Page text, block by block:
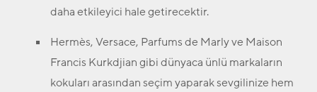
daha etkileyici hale getirecektir.
Hermès, Versace, Parfums de Marly ve Maison
Francis Kurkdjian gibi dünyaca ünlü markaların
kokuları arasından seçim yaparak sevgilinize hem